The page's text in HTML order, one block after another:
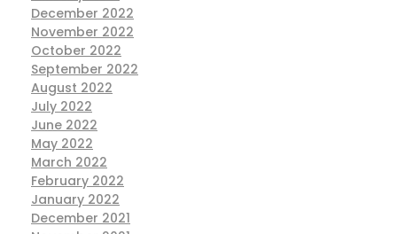
December 2022
November 2022
October 2022
September 2022
August 2022
July 2022
June 2022
May 2022
March 2022
February 2022
January 2022
December 2021